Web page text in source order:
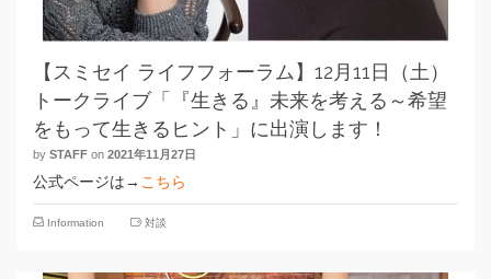
【スミセイ ライフフォーラム】12月11日（土）
トークライブ「『生きる』未来を考える～希望
をもって生きるヒント」に出演します！
by STAFF on 2021年11月27日
公式ページは→ こちら
Information 対談